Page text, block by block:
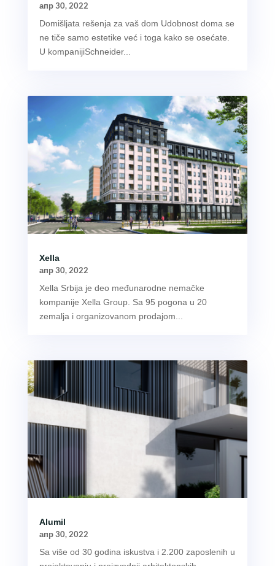
апр 30, 2022
Domišljata rešenja za vaš dom Udobnost doma se
ne tiče samo estetike već i toga kako se osećate.
U kompanijiSchneider...
Xella
апр 30, 2022
Xella Srbija je deo međunarodne nemačke
kompanije Xella Group. Sa 95 pogona u 20
zemalja i organizovanom prodajom...
Alumil
апр 30, 2022
Sa više od 30 godina iskustva i 2.200 zaposlenih u